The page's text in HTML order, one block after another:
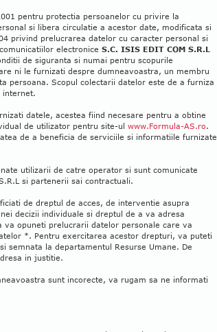
pentru protectia persoanelor cu privire la
si libera circulatie a acestor date, modificata si
privind prelucrarea datelor cu caracter personal si
electronice S.C. ISIS EDIT COM S.R.L
de siguranta si numai pentru scopurile
ni le furnizati despre dumneavoastra, un membru
persoana. Scopul colectarii datelor este de a furniza
internet.
datele, acestea fiind necesare pentru a obtine
de utilizator pentru site-ul www.Formula-AS.ro.
de a beneficia de serviciile si informatiile furnizate
utilizarii de catre operator si sunt comunicate
si partenerii sai contractuali.
de dreptul de acces, de interventie asupra
decizii individuale si dreptul de a va adresa
opuneti prelucrarii datelor personale care va
*. Pentru exercitarea acestor drepturi, va puteti
semnata la departamentul Resurse Umane. De
in justitie.
sunt incorecte, va rugam sa ne informati